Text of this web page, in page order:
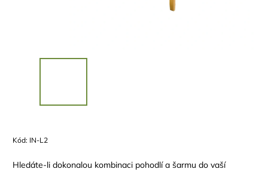
Kód: IN-L2
Hledáte-li dokonalou kombinaci pohodlí a šarmu do vaší